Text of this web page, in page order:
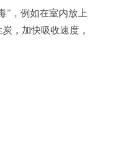
”，例如在室内放上
，加快吸收速度，